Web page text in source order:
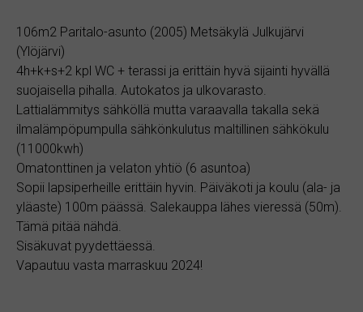
106m2 Paritalo-asunto (2005) Metsäkylä Julkujärvi
(Ylöjärvi)
4h+k+s+2 kpl WC + terassi ja erittäin hyvä sijainti hyvällä
suojaisella pihalla. Autokatos ja ulkovarasto.
Lattialämmitys sähköllä mutta varaavalla takalla sekä
ilmalämpöpumpulla sähkönkulutus maltillinen sähkökulu
(11000kwh)
Omatonttinen ja velaton yhtiö (6 asuntoa)
Sopii lapsiperheille erittäin hyvin. Päiväkoti ja koulu (ala- ja
yläaste) 100m päässä. Salekauppa lähes vieressä (50m).
Tämä pitää nähdä.
Sisäkuvat pyydettäessä.
Vapautuu vasta marraskuu 2024!